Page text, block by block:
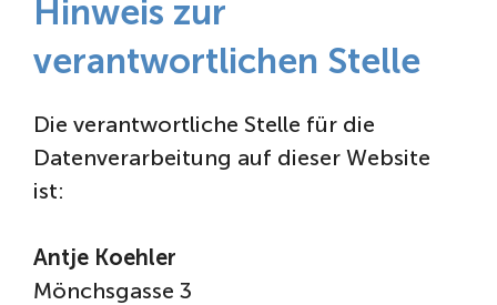
Hinweis zur
verantwortlichen Stelle
Die verantwortliche Stelle für die
Datenverarbeitung auf dieser Website
ist:
Antje Koehler
Mönchsgasse 3